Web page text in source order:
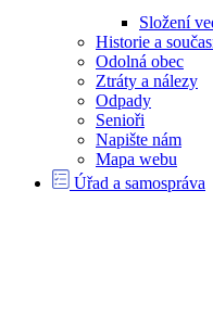
Složení
Historie a
Odolná obec
Ztráty a nálezy
Odpady
Senioři
Napište nám
Mapa webu
Úřad a samospráva